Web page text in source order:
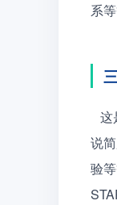
系
说
验